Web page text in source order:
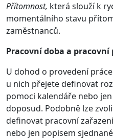
Přítomnost, která slouží k
momentálního stavu
zaměstnanců.
Pracovní doba a pracovní
U dohod o provedení
u nich přejete definovat
pomoci kalendáře nebo
doposud. Podobně lze
definovat pracovní
nebo jen popisem